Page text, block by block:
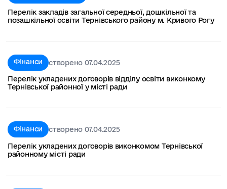
Перелік закладів загальної середньої, дошкільної та
позашкільної освіти Тернівського району м. Кривого Рогу
Фінанси створено 07.04.2025
Перелік укладених договорів відділу освіти виконкому
Тернівської районної у місті ради
Фінанси створено 07.04.2025
Перелік укладених договорів виконкомом Тернівської
районному місті ради